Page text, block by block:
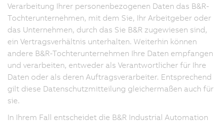
Verarbeitung Ihrer personenbezogenen Daten das B&R-
Tochterunternehmen, mit dem Sie, Ihr Arbeitgeber oder
das Unternehmen, durch das Sie B&R zugewiesen sind,
ein Vertragsverhältnis unterhalten. Weiterhin können
andere B&R-Tochterunternehmen Ihre Daten empfangen
und verarbeiten, entweder als Verantwortlicher für Ihre
Daten oder als deren Auftragsverarbeiter. Entsprechend
gilt diese Datenschutzmitteilung gleichermaßen auch für
sie.
In Ihrem Fall entscheidet die B&R Industrial Automation